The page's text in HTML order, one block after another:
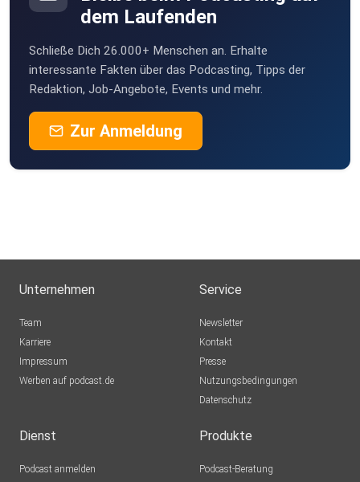
slfxitha
Doo
dem Laufenden
Schließe Dich 26.000+ Menschen an. Erhalte
interessante Fakten über das Podcasting, Tipps der
Redaktion, Job-Angebote, Events und mehr.
Zur Anmeldung
Unternehmen
Team
Karriere
Impressum
Werben auf podcast.de
Service
Newsletter
Kontakt
Presse
Nutzungsbedingungen
Datenschutz
Dienst
Podcast anmelden
Produkte
Podcast-Beratung